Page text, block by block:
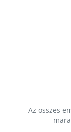
Az összes